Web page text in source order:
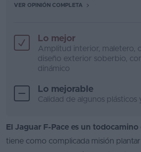
VER OPINIÓN COMPLETA
Lo mejor
Amplitud interior, maletero,
diseño exterior soberbio,
dinámico
Lo mejorable
Calidad de algunos plásticos
El Jaguar F-Pace es un
tiene como complicada misión plantar